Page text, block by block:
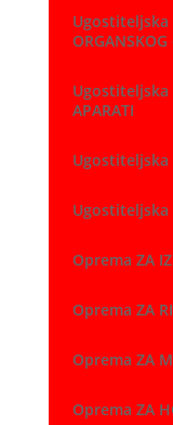
Ugostiteljska
Ugostiteljska
APARATI
Ugostiteljska
Ugostiteljska
Oprema ZA
Oprema ZA
Oprema ZA
Oprema ZA